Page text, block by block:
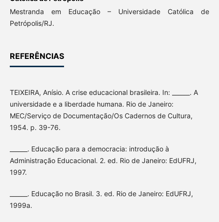
Mestranda em Educação – Universidade Católica de
Petrópolis/RJ.
REFERÊNCIAS
TEIXEIRA, Anísio. A crise educacional brasileira. In: ______. A
universidade e a liberdade humana. Rio de Janeiro:
MEC/Serviço de Documentação/Os Cadernos de Cultura,
1954. p. 39-76.
______. Educação para a democracia: introdução à
Administração Educacional. 2. ed. Rio de Janeiro: EdUFRJ,
1997.
______. Educação no Brasil. 3. ed. Rio de Janeiro: EdUFRJ,
1999a.